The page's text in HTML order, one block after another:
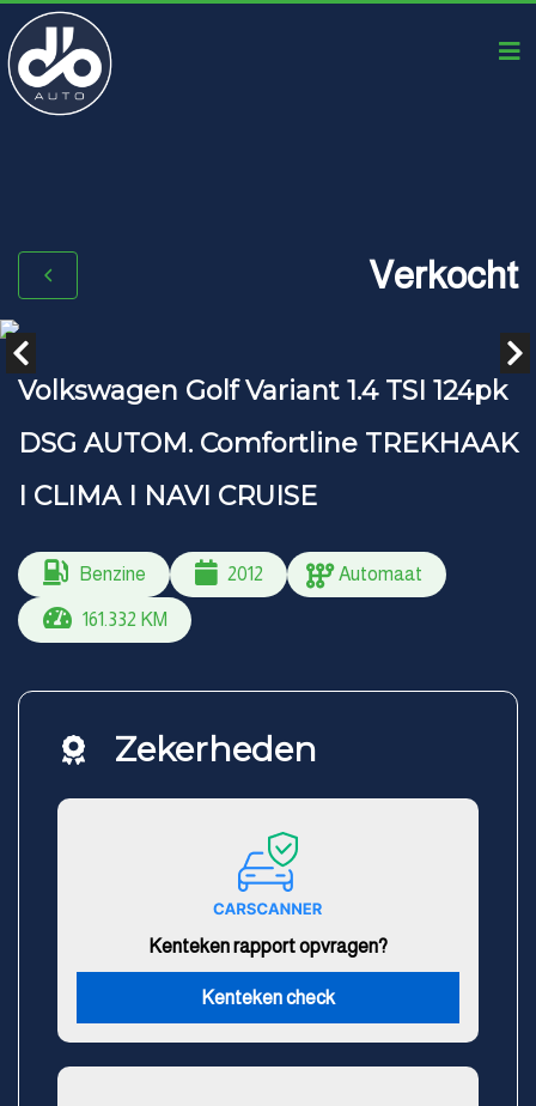
Verkocht
Volkswagen Golf Variant 1.4 TSI 124pk
DSG AUTOM. Comfortline TREKHAAK
I CLIMA I NAVI CRUISE
Benzine 2012 Automaat
161.332 KM
Zekerheden
Kenteken rapport opvragen?
Kenteken check